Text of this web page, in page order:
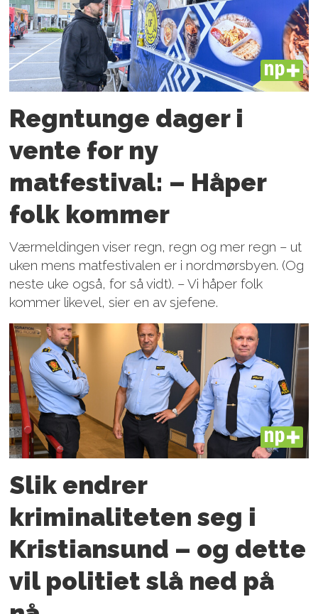
PLUS
Regntunge dager i
vente for ny
matfestival: – Håper
folk kommer
Værmeldingen viser regn, regn og mer regn – ut
uken mens matfestivalen er i nordmørsbyen. (Og
neste uke også, for så vidt). – Vi håper folk
kommer likevel, sier en av sjefene.
PLUS
Slik endrer
kriminaliteten seg i
Kristiansund – og dette
vil politiet slå ned på